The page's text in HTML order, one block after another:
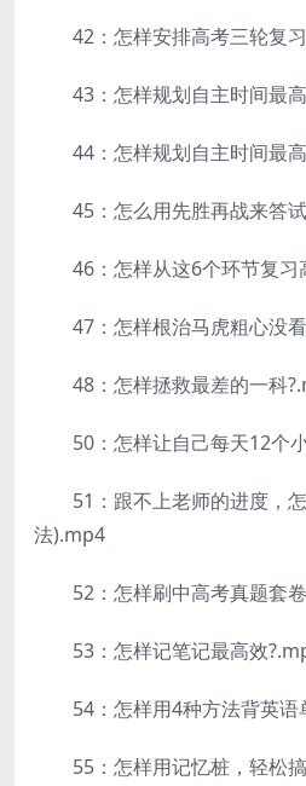
42：怎样安排高考三轮复
43：怎样规划自主时间最
44：怎样规划自主时间最
45：怎么用先胜再战来答
46：怎样从这6个环节复习
47：怎样根治马虎粗心没
48：怎样拯救最差的一科
50：怎样让自己每天12个
51：跟不上老师的进度，怎
法).mp4
52：怎样刷中高考真题套
53：怎样记笔记最高效
54：怎样用4种方法背英语
55：怎样用记忆桩，轻松